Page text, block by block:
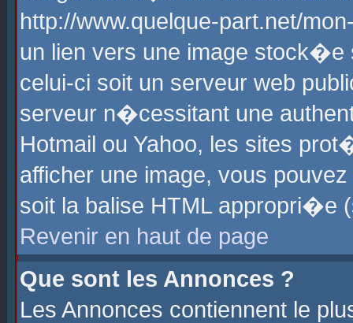
http://www.quelque-part.net/
un lien vers une image
celui-ci soit un serveur web
serveur n�cessitant une
Hotmail ou Yahoo, les sites
afficher une image, vous
soit la balise HTML
Revenir en haut de page
Que sont les Annonces ?
Les Annonces contiennent le